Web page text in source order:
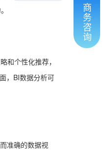
和个性化推荐，
，BI数据分析可
准确的数据视
商
务
咨
询